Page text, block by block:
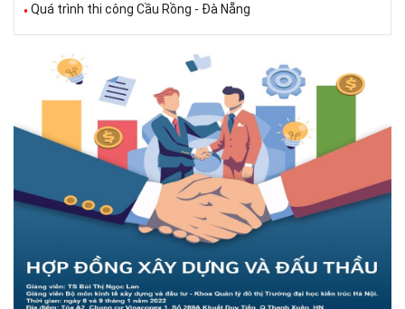
Quá trình thi công Cầu Rồng - Đà Nẵng